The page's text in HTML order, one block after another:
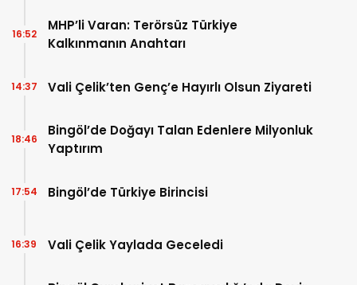
MHP’li Varan: Terörsüz Türkiye
Kalkınmanın Anahtarı
16:52
Vali Çelik’ten Genç’e Hayırlı Olsun Ziyareti
14:37
Bingöl’de Doğayı Talan Edenlere Milyonluk
Yaptırım
18:46
Bingöl’de Türkiye Birincisi
17:54
Vali Çelik Yaylada Geceledi
16:39